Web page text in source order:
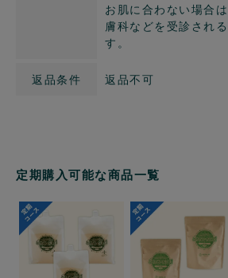
お肌に合わない場合
膚科などを受診され
す。
返品条件 返品不可
定期購入可能な商品一覧